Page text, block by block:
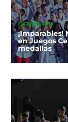
DEPORTES
en Juegos
medallas